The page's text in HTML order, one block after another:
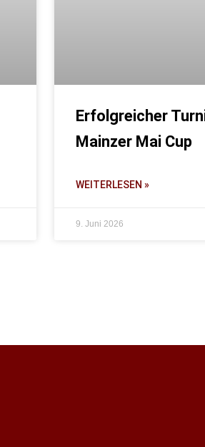
Erfolgreicher
Mainzer Mai Cup
WEITERLESEN »
9. Juni 2026